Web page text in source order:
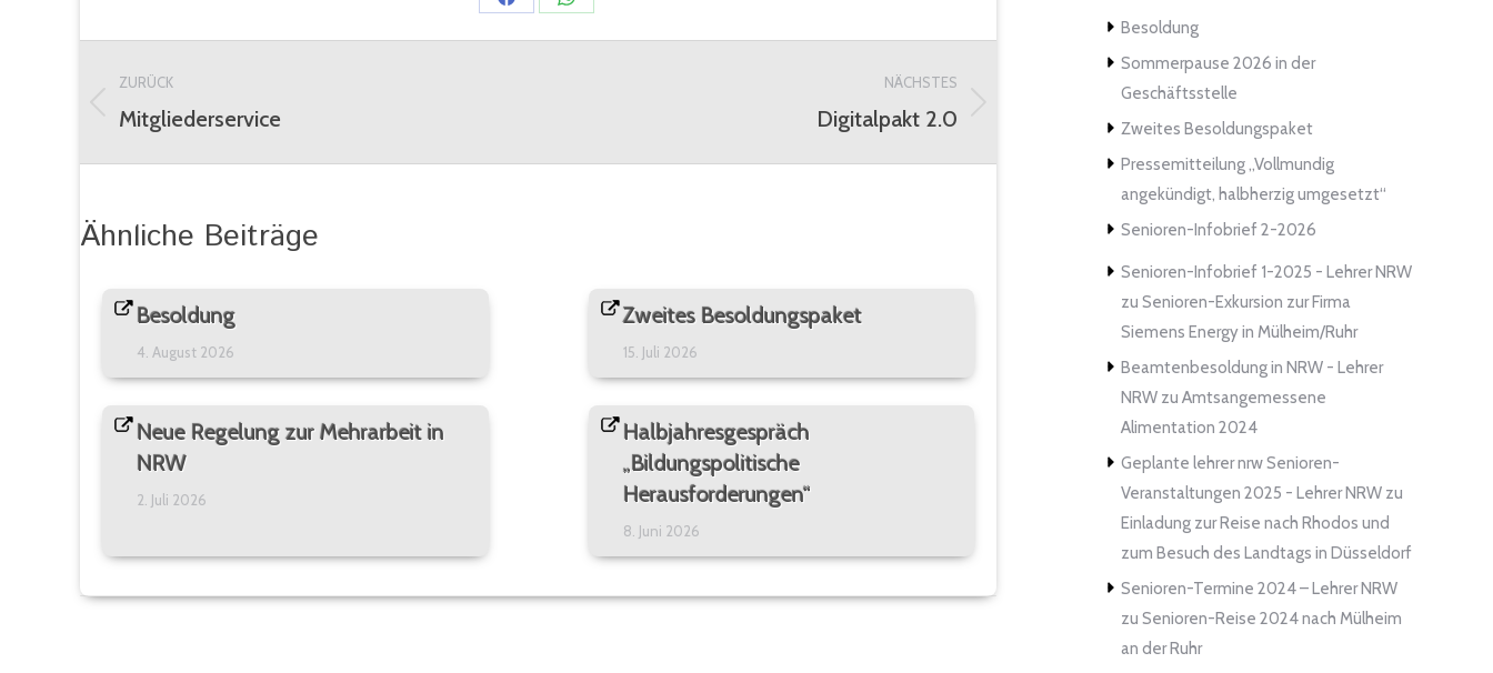
Share
on
Share
on
Kommentarnavigation
ZURÜCK
Vorheriger
Mitgliederservice
NÄCHSTES
Digitalpakt 2.0
Ähnliche Beiträge
Besoldung
4. August 2026
Zweites Besoldungspaket
15. Juli 2026
Neue Regelung zur Mehrarbeit in
NRW
2. Juli 2026
Halbjahresgespräch
„Bildungspolitische
Herausforderungen“
8. Juni 2026
Besoldung
Sommerpause 2026 in der
Geschäftsstelle
Zweites Besoldungspaket
Pressemitteilung „Vollmundig
angekündigt, halbherzig umgesetzt“
Senioren-Infobrief 2-2026
Senioren-Infobrief 1-2025 - Lehrer NRW
zu Senioren-Exkursion zur Firma
Siemens Energy in Mülheim/Ruhr
Beamtenbesoldung in NRW - Lehrer
NRW zu Amtsangemessene
Alimentation 2024
Geplante lehrer nrw Senioren-
Veranstaltungen 2025 - Lehrer NRW zu
Einladung zur Reise nach Rhodos und
zum Besuch des Landtags in Düsseldorf
Senioren-Termine 2024 – Lehrer NRW
zu Senioren-Reise 2024 nach Mülheim
an der Ruhr